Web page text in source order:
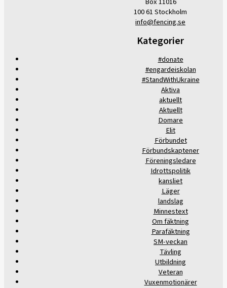
100 61 Stockholm
info@fencing.se
Kategorier
#donate
#engardeiskolan
#StandWithUkraine
Aktiva
aktuellt
Aktuellt
Domare
Elit
Förbundet
Förbundskaptener
Föreningsledare
Idrottspolitik
kansliet
Läger
landslag
Minnestext
Om fäktning
Parafäktning
SM-veckan
Tävling
Utbildning
Veteran
Vuxenmotionärer